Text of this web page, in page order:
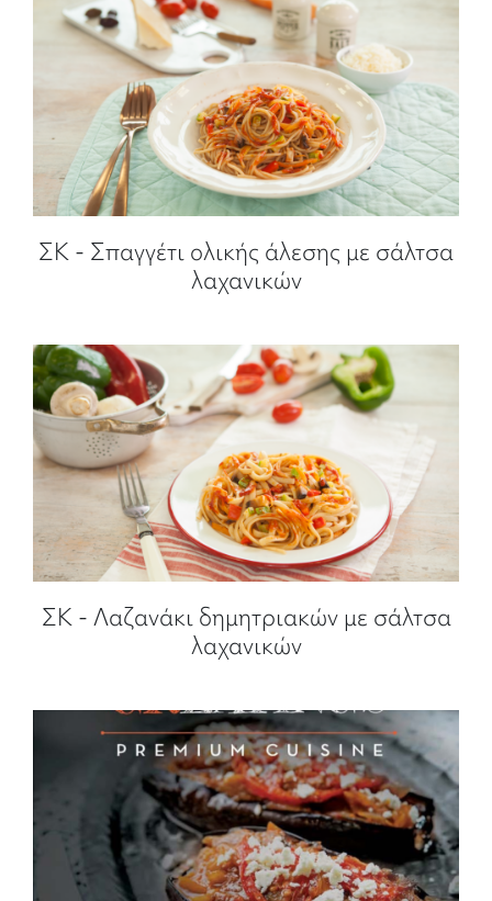
ΣΚ - Σπαγγέτι ολικής άλεσης με σάλτσα
λαχανικών
ΣΚ - Λαζανάκι δημητριακών με σάλτσα
λαχανικών